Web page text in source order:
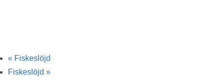
« Fiskeslöjd
Fiskeslöjd »